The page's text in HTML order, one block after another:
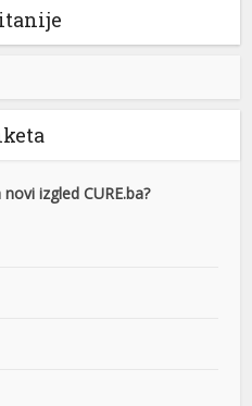
izgled CURE.ba?